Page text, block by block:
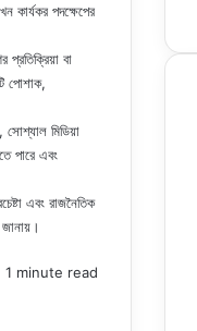
কার্যকর পদক্ষেপের
বা
পোশাক,
সোশ্যাল মিডিয়া
পারে এবং
এবং রাজনৈতিক
1 minute read